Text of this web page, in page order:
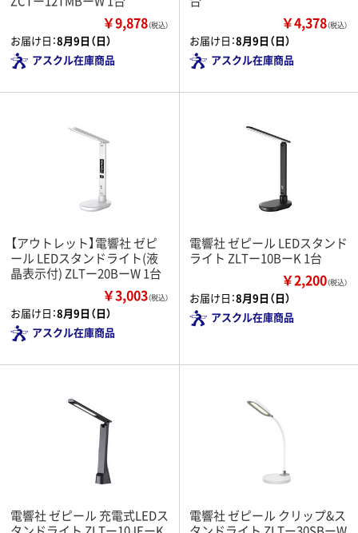
￥9,878（税込）
お届け日：8月9日（日）
アスクル在庫商品
￥4,378（税込）
お届け日：8月9日（日）
アスクル在庫商品
【アウトレット】電響社 ゼピ
ール LEDスタンドライト(液
晶表示付) ZLTー20BーW 1台
￥3,003（税込）
お届け日：8月9日（日）
アスクル在庫商品
電響社 ゼピール LEDスタンド
ライト ZLTー10BーK 1台
￥2,200（税込）
お届け日：8月9日（日）
アスクル在庫商品
電響社 ゼピール 充電式LEDス
電響社 ゼピール クリップ&ス